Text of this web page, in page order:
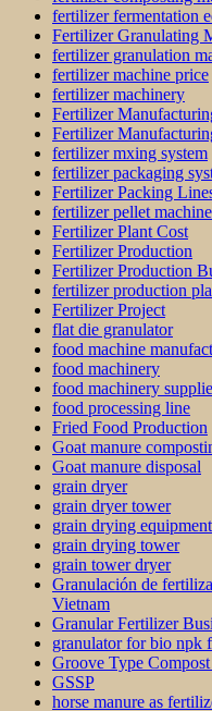
fertilizer fermentation
Fertilizer Granulating
fertilizer granulation
fertilizer machine price
fertilizer machinery
Fertilizer
Fertilizer
fertilizer mxing system
fertilizer packaging
Fertilizer Packing
fertilizer pellet machine
Fertilizer Plant Cost
Fertilizer Production
Fertilizer Production
fertilizer production
Fertilizer Project
flat die granulator
food machine
food machinery
food machinery
food processing line
Fried Food Production
Goat manure
Goat manure disposal
grain dryer
grain dryer tower
grain drying equipment
grain drying tower
grain tower dryer
Granulación de
Vietnam
Granular Fertilizer
granulator for bio npk
Groove Type
GSSP
horse manure as